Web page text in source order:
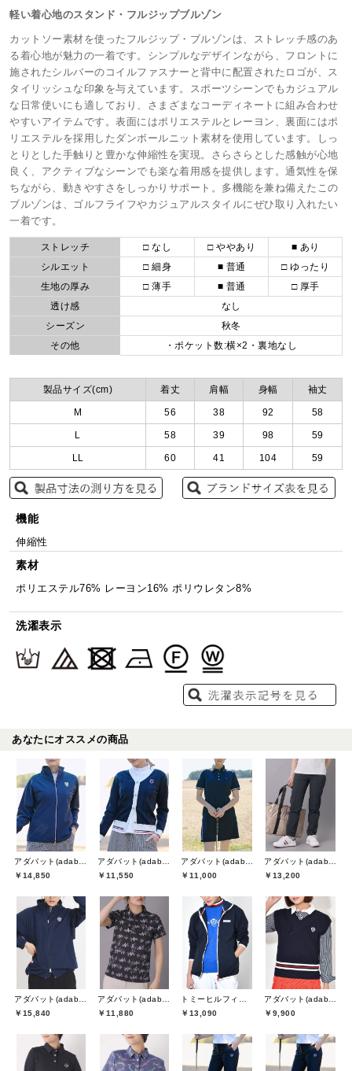
軽い着心地のスタンド・フルジップブルゾン
カットソー素材を使ったフルジップ・ブルゾンは、ストレッチ感のあ
る着心地が魅力の一着です。シンプルなデザインながら、フロントに
施されたシルバーのコイルファスナーと背中に配置されたロゴが、ス
タイリッシュな印象を与えています。スポーツシーンでもカジュアル
な日常使いにも適しており、さまざまなコーディネートに組み合わせ
やすいアイテムです。表面にはポリエステルとレーヨン、裏面にはポ
リエステルを採用したダンボールニット素材を使用しています。しっ
とりとした手触りと豊かな伸縮性を実現。さらさらとした感触が心地
良く、アクティブなシーンでも楽な着用感を提供します。通気性を保
ちながら、動きやすさをしっかりサポート。多機能を兼ね備えたこの
ブルゾンは、ゴルフライフやカジュアルスタイルにぜひ取り入れたい
一着です。
ストレッチ □ なし □ ややあり
■ あり
シルエット
□ 細身 ■ 普通
□ ゆったり
生地の厚み
□ 薄手 ■ 普通
□ 厚手
透け感
なし
シーズン
秋冬
その他
・ポケット数:横×2・裏地なし
製品サイズ(cm) 着丈 肩幅 身幅 袖丈
M 56 38 92 58
L 58 39 98 59
LL 60 41 104 59
機能
伸縮性
素材
ポリエステル76% レーヨン16% ポリウレタン8%
洗濯表示
あなたにオススメの商品
￥14,850
￥11,550
￥11,000
￥13,200
￥15,840
￥11,880
￥13,090
￥9,900